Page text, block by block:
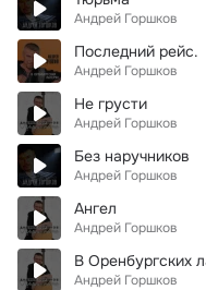
Андрей Горшков
Последний рейс.
Андрей Горшков
Не грусти
Андрей Горшков
Без наручников
Андрей Горшков
Ангел
Андрей Горшков
В Оренбургских
Андрей Горшков